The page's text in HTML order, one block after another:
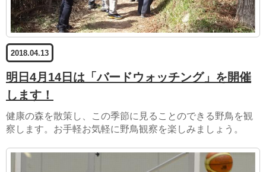
2018.04.13
明日4月14日は「バードウォッチング」を開催
します！
健康の森を散策し、この季節に見ることのできる野鳥を観
察します。お手軽お気軽に野鳥観察を楽しみましょう。